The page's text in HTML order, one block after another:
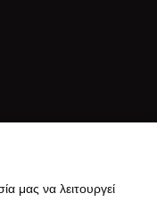
μας να λειτουργεί